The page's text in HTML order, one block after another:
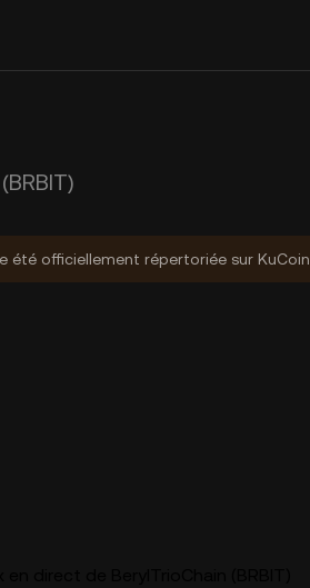
(BRBIT)
été officiellement répertoriée sur KuCoin.